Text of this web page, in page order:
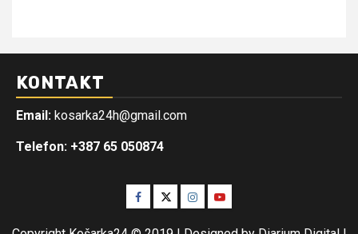
KONTAKT
Email: kosarka24h@gmail.com
Telefon: +387 65 050874
Facebook
TwitterInstagram
Youtube